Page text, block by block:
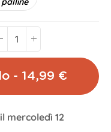
- 14,99 €
il mercoledì 12